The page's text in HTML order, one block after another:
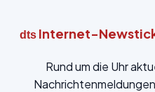
dts Internet-
Rund um die Uhr